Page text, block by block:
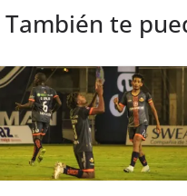
También te